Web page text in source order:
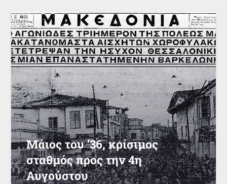
Μάιος του ’36, κρίσιμος
σταθμός προς την 4η
Αυγούστου